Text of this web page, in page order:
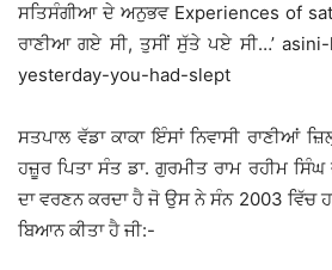
ਸਤਿਸੰਗੀਆ ਦੇ ਅਨੁਭਵ Experiences of
ਰਾਣੀਆ ਗਏ ਸੀ, ਤੁਸੀਂ ਸੁੱਤੇ ਪਏ ਸੀ…’
yesterday-you-had-slept
ਸਤਪਾਲ ਵੱਡਾ ਕਾਕਾ ਇੰਸਾਂ ਨਿਵਾਸੀ ਰਾਣੀਆਂ
ਹਜ਼ੂਰ ਪਿਤਾ ਸੰਤ ਡਾ. ਗੁਰਮੀਤ ਰਾਮ ਰਹੀਮ
ਦਾ ਵਰਣਨ ਕਰਦਾ ਹੈ ਜੋ ਉਸ ਨੇ ਸੰਨ 2003 ਵਿੱਚ
ਬਿਆਨ ਕੀਤਾ ਹੈ ਜੀ:-